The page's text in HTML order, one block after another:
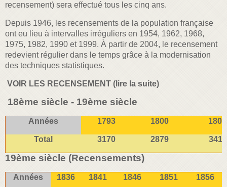
recensement) sera effectué tous les cinq ans.
Depuis 1946, les recensements de la population française
ont eu lieu à intervalles irréguliers en 1954, 1962, 1968,
1975, 1982, 1990 et 1999. À partir de 2004, le recensement
redevient régulier dans le temps grâce à la modernisation
des techniques statistiques.
VOIR LES RECENSEMENT (lire la suite)
18ème siècle - 19ème siècle
Années 1793 1800 1806
Total 3170 2879 3411
19ème siècle (Recensements)
Années 1836 1841 1846 1851 1856